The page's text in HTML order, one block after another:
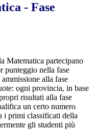
- Fase
Matematica partecipano
punteggio nella fase
alla fase
ogni provincia, in base
risultati alla fase
un certo numero
i primi classificati della
gli studenti più